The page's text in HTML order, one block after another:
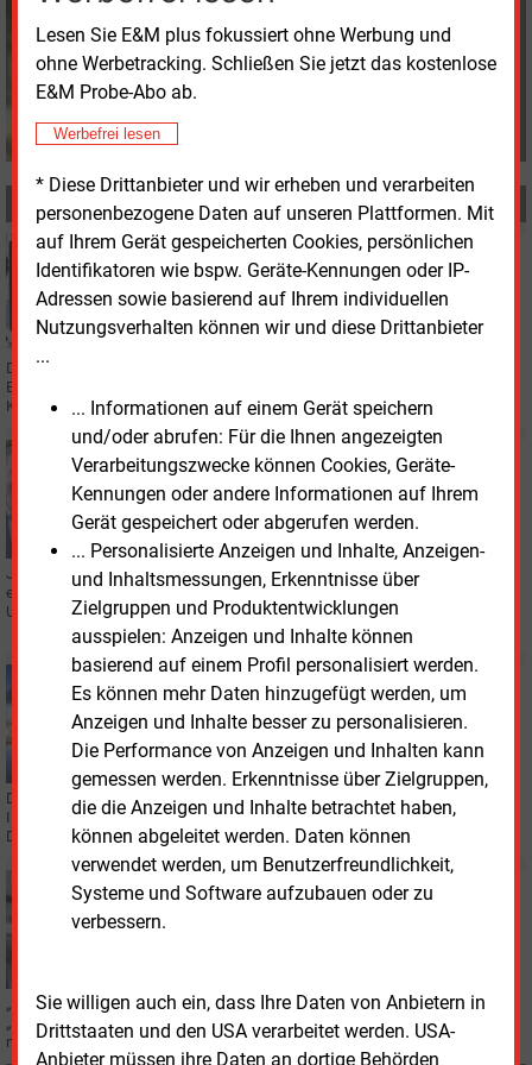
Lesen Sie E&M plus fokussiert ohne Werbung und
ohne Werbetracking. Schließen Sie jetzt das kostenlose
E&M Probe-Abo ab.
Werbefrei lesen
* Diese Drittanbieter und wir erheben und verarbeiten
personenbezogene Daten auf unseren Plattformen. Mit
auf Ihrem Gerät gespeicherten Cookies, persönlichen
Identifikatoren wie bspw. Geräte-Kennungen oder IP-
Adressen sowie basierend auf Ihrem individuellen
Nutzungsverhalten können wir und diese Drittanbieter
...
... Informationen auf einem Gerät speichern
und/oder abrufen: Für die Ihnen angezeigten
Verarbeitungszwecke können Cookies, Geräte-
Kennungen oder andere Informationen auf Ihrem
Gerät gespeichert oder abgerufen werden.
... Personalisierte Anzeigen und Inhalte, Anzeigen-
und Inhaltsmessungen, Erkenntnisse über
Zielgruppen und Produktentwicklungen
ausspielen: Anzeigen und Inhalte können
basierend auf einem Profil personalisiert werden.
Es können mehr Daten hinzugefügt werden, um
Anzeigen und Inhalte besser zu personalisieren.
Die Performance von Anzeigen und Inhalten kann
gemessen werden. Erkenntnisse über Zielgruppen,
die die Anzeigen und Inhalte betrachtet haben,
können abgeleitet werden. Daten können
verwendet werden, um Benutzerfreundlichkeit,
Systeme und Software aufzubauen oder zu
verbessern.
Sie willigen auch ein, dass Ihre Daten von Anbietern in
Drittstaaten und den USA verarbeitet werden. USA-
Anbieter müssen ihre Daten an dortige Behörden
s.sagmeister@energie-
und-management.de
MEHR ZUM THEMA
Dienstag, 31.03.2026, 14:11
BILANZ
Gelsenwasser AG mit stabilem Ergebnis
Die Gelsenwasser AG hat im vergangenen Geschäftsjahr ein stabiles
Ergebnis erwirtschaftet, unter anderem wegen des Netzgeschäftes. Der
Konzern strukturiert seine Geschäftsfelder neu.
Montag, 24.11.2025, 11:50
Neue Vorständin bei Enni in Moers
Julia Kaufmann tritt als Vorständin bei der Enni Stadt & Service Niederrhein
ein und wird zugleich Geschäftsführerin der Energietochter Enni Energie &
Umwelt Niederrhein.
GAS
Grünes Licht für Erdgasförderung vor Borkum
Der niederländische Energiekonzern One-Dyas darf in der Nordsee vor der
Insel Borkum nun auch auf deutschem Hoheitsgebiet nach Erdgas bohren.
Doch der Streit ist noch nicht zu Ende.
Montag, 2.12.2024, 15:57
„Irgendwann muss ich loslassen können.“ Für Stefan Krämer steht
„irgendwann“ fest: An Silvester 2025 nimmt der Geschäftsführer des
niederrheinischen Energieversorgers Enni seinen Hut.